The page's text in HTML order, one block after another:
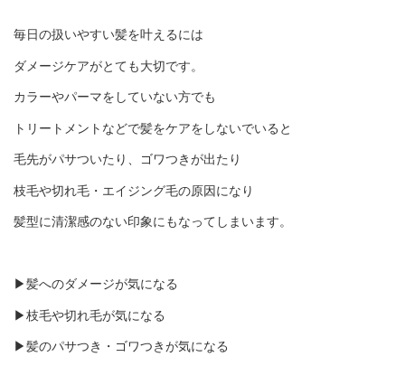
毎日の扱いやすい髪を叶えるには
ダメージケアがとても大切です。
カラーやパーマをしていない方でも
トリートメントなどで髪をケアをしないでいると
毛先がパサついたり、ゴワつきが出たり
枝毛や切れ毛・エイジング毛の原因になり
髪型に清潔感のない印象にもなってしまいます。
▶︎髪へのダメージが気になる
▶︎枝毛や切れ毛が気になる
▶︎髪のパサつき・ゴワつきが気になる